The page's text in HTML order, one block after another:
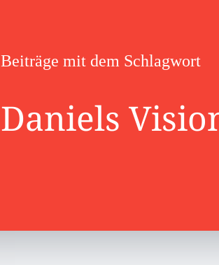
Beiträge mit dem Schlagwort
Daniels